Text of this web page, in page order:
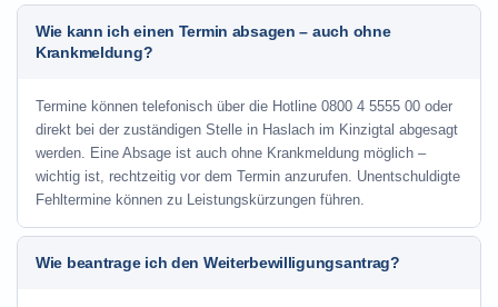
Wie kann ich einen Termin absagen – auch ohne
Krankmeldung?
Termine können telefonisch über die Hotline 0800 4 5555 00 oder
direkt bei der zuständigen Stelle in Haslach im Kinzigtal abgesagt
werden. Eine Absage ist auch ohne Krankmeldung möglich –
wichtig ist, rechtzeitig vor dem Termin anzurufen. Unentschuldigte
Fehltermine können zu Leistungskürzungen führen.
Wie beantrage ich den Weiterbewilligungsantrag?